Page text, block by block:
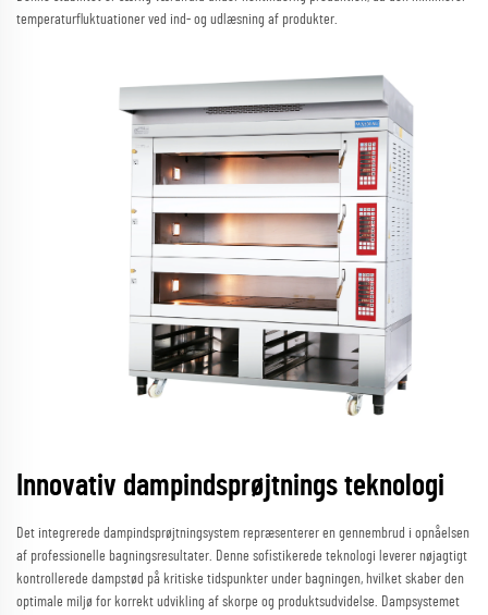
temperaturfluktuationer ved ind- og udlæsning af produkter.
Innovativ dampindsprøjtnings teknologi
Det integrerede dampindsprøjtningsystem repræsenterer en gennembrud i opnåelsen
af professionelle bagningsresultater. Denne sofistikerede teknologi leverer nøjagtigt
kontrollerede dampstød på kritiske tidspunkter under bagningen, hvilket skaber den
optimale miljø for korrekt udvikling af skorpe og produktsudvidelse. Dampsystemet